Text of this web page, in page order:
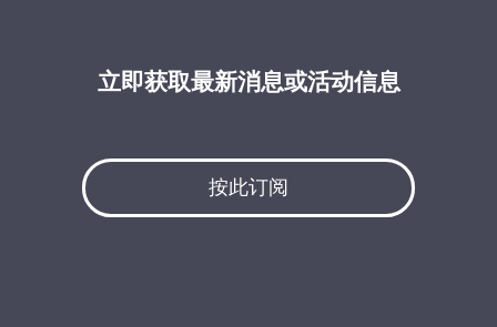
立即获取最新消息或活动信息
按此订阅